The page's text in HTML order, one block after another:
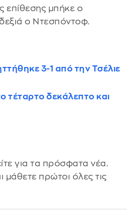
επίθεσης μπήκε ο
ο Ντεσπόντοφ.
3-1 από την Τσέλιε
τέταρτο δεκάλεπτο και
για τα πρόσφατα νέα.
μάθετε πρώτοι όλες τις